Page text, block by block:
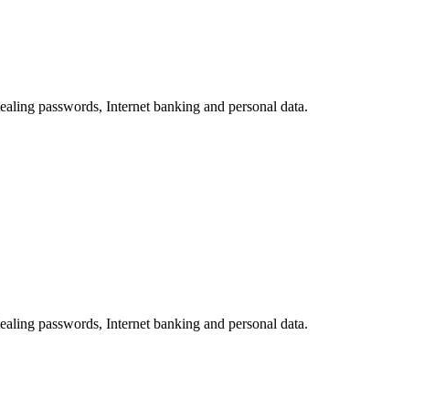
passwords, Internet banking and personal data.
passwords, Internet banking and personal data.